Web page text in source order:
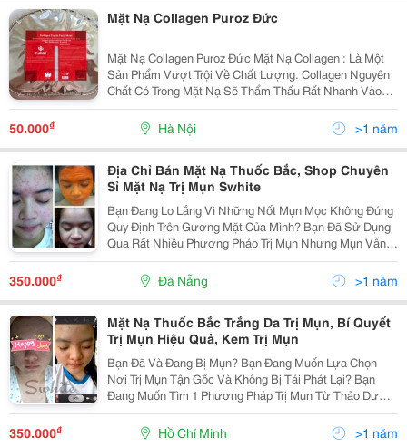
Mặt Nạ Collagen Puroz Đức
Mặt Nạ Collagen Puroz Đức Mặt Nạ Collagen : Là Một
Sản Phẩm Vượt Trội Về Chất Lượng. Collagen Nguyên
Chất Có Trong Mặt Nạ Sẽ Thẩm Thấu Rất Nhanh Vào
Tận Gốc Tế Bào Với Thành Phần : Phyto-Collagen, Aloe
Vera, Green Tea Extract, Plum Ext
50.000₫ Hà Nội >1 năm
Địa Chỉ Bán Mặt Nạ Thuốc Bắc, Shop Chuyên
Sỉ Mặt Nạ Trị Mụn Swhite
Bạn Đang Lo Lắng Vì Những Nốt Mụn Mọc Không Đúng
Quy Định Trên Gương Mặt Của Mình? Bạn Đã Sử Dụng
Qua Rất Nhiều Phương Pháo Trị Mụn Nhưng Mụn Vẫn
Hoàn Mụn Và Tiếp Tục Nổi Lên Khi Không Dùng Kem.
Vậy Làm Sao Để Trị Mụn Được Tận Gốc? Sam Sam
350.000₫ Đà Nẵng >1 năm
Mặt Nạ Thuốc Bắc Trắng Da Trị Mụn, Bí Quyết
Trị Mụn Hiệu Quả, Kem Trị Mụn
Bạn Đã Và Đang Bị Mụn? Bạn Đang Muốn Lựa Chọn
Nơi Trị Mụn Tận Gốc Và Không Bị Tái Phát Lại? Bạn
Đang Muốn Tìm 1 Phương Pháp Trị Mụn Từ Thảo Dược
Thiên Nhiên An Toàn Và Hiệu Quả? Tại Sao Không. Hãy
Đến Với &Ldquo; Thảo Dược Thuốc Bắc &Ldquo; Của
350.000₫ Hồ Chí Minh >1 năm